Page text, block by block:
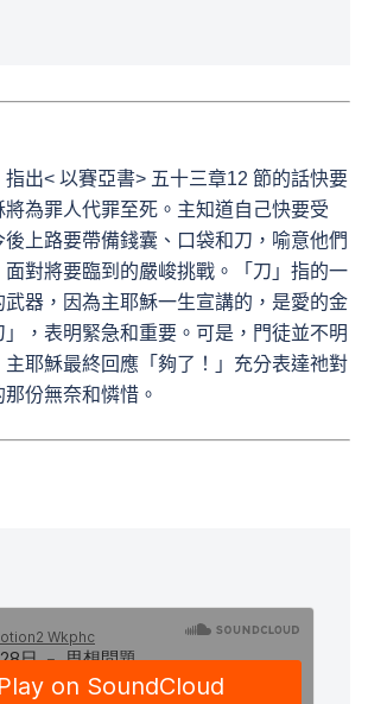
出< 以賽亞書> 五十三章12 節的話快要
為罪人代罪至死。主知道自己快要受
上路要帶備錢囊、口袋和刀，喻意他們
對將要臨到的嚴峻挑戰。「刀」指的一
武器，因為主耶穌一生宣講的，是愛的金
，表明緊急和重要。可是，門徒並不明
主耶穌最終回應「夠了！」充分表達祂對
份無奈和憐惜。